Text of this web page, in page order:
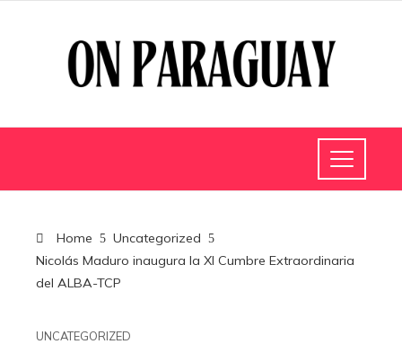
Home
Uncategorized
Nicolás Maduro inaugura la XI Cumbre Extraordinaria
del ALBA-TCP
UNCATEGORIZED